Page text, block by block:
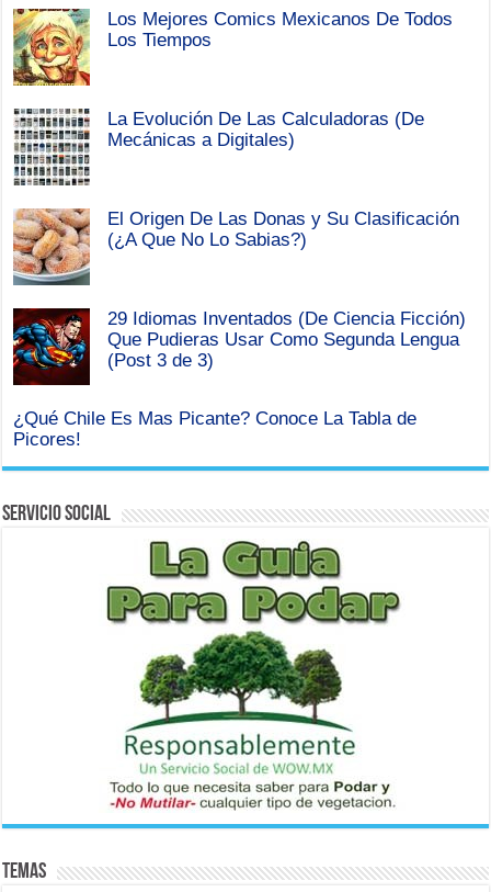
Los Mejores Comics Mexicanos De Todos
Los Tiempos
La Evolución De Las Calculadoras (De
Mecánicas a Digitales)
El Origen De Las Donas y Su Clasificación
(¿A Que No Lo Sabias?)
29 Idiomas Inventados (De Ciencia Ficción)
Que Pudieras Usar Como Segunda Lengua
(Post 3 de 3)
¿Qué Chile Es Mas Picante? Conoce La Tabla de
Picores!
Servicio Social
Temas